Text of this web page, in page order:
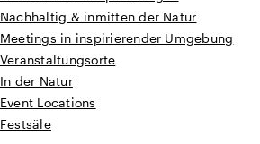
Nachhaltig & inmitten der Natur
Meetings in inspirierender Umgebung
Veranstaltungsorte
In der Natur
Event Locations
Festsäle